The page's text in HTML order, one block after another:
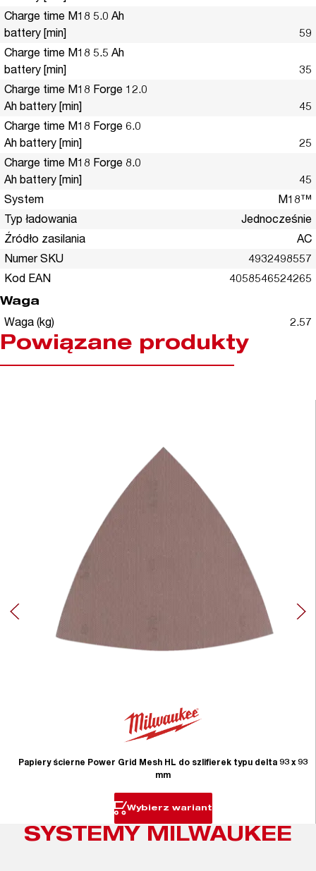
Charge time M18 5.0 Ah
battery [min]
59
Charge time M18 5.5 Ah
battery [min]
35
Charge time M18 Forge 12.0
Ah battery [min]
45
Charge time M18 Forge 6.0
Ah battery [min]
25
Charge time M18 Forge 8.0
Ah battery [min]
45
System
M18™
Typ ładowania
Jednocześnie
Źródło zasilania
AC
Numer SKU
4932498557
Kod EAN
4058546524265
Waga
Waga (kg)
2.57
Powiązane produkty
Papiery ścierne Power Grid Mesh HL do szlifierek typu delta 93 x 93
mm
Wybierz wariant
SYSTEMY MILWAUKEE